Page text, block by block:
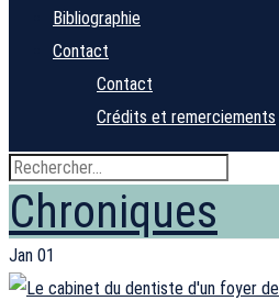
Bibliographie
Contact
Contact
Crédits et remerciements
Chroniques
Jan 01